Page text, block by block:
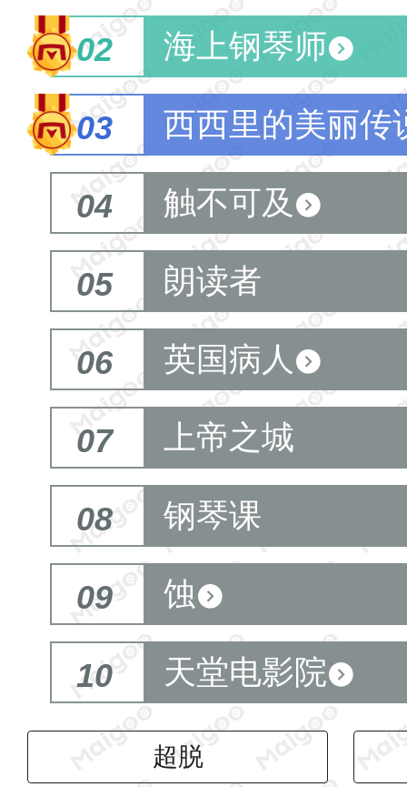
02 海上钢琴师
03 西西里的美丽传
04 触不可及
05 朗读者
06 英国病人
07 上帝之城
08 钢琴课
09 蚀
10 天堂电影院
超脱